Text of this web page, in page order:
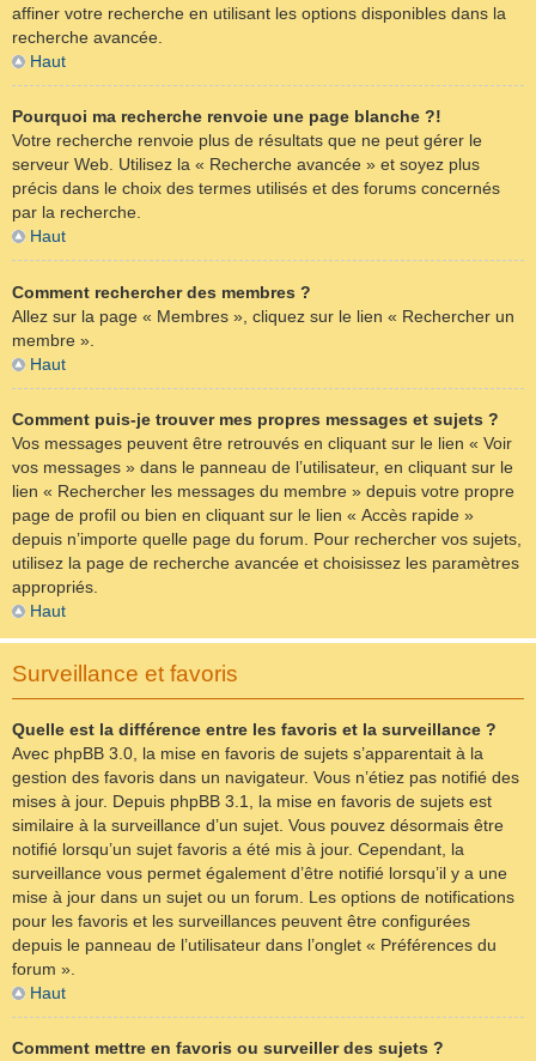
affiner votre recherche en utilisant les options disponibles dans la
recherche avancée.
Haut
Pourquoi ma recherche renvoie une page blanche ?!
Votre recherche renvoie plus de résultats que ne peut gérer le
serveur Web. Utilisez la « Recherche avancée » et soyez plus
précis dans le choix des termes utilisés et des forums concernés
par la recherche.
Haut
Comment rechercher des membres ?
Allez sur la page « Membres », cliquez sur le lien « Rechercher un
membre ».
Haut
Comment puis-je trouver mes propres messages et sujets ?
Vos messages peuvent être retrouvés en cliquant sur le lien « Voir
vos messages » dans le panneau de l’utilisateur, en cliquant sur le
lien « Rechercher les messages du membre » depuis votre propre
page de profil ou bien en cliquant sur le lien « Accès rapide »
depuis n’importe quelle page du forum. Pour rechercher vos sujets,
utilisez la page de recherche avancée et choisissez les paramètres
appropriés.
Haut
Surveillance et favoris
Quelle est la différence entre les favoris et la surveillance ?
Avec phpBB 3.0, la mise en favoris de sujets s’apparentait à la
gestion des favoris dans un navigateur. Vous n’étiez pas notifié des
mises à jour. Depuis phpBB 3.1, la mise en favoris de sujets est
similaire à la surveillance d’un sujet. Vous pouvez désormais être
notifié lorsqu’un sujet favoris a été mis à jour. Cependant, la
surveillance vous permet également d’être notifié lorsqu’il y a une
mise à jour dans un sujet ou un forum. Les options de notifications
pour les favoris et les surveillances peuvent être configurées
depuis le panneau de l’utilisateur dans l’onglet « Préférences du
forum ».
Haut
Comment mettre en favoris ou surveiller des sujets ?